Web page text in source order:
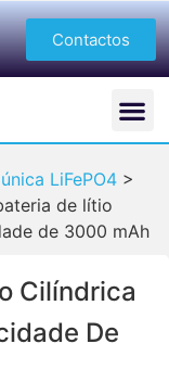
Contactos
LiFePO4 >
de lítio
de 3000 mAh
Cilíndrica
De